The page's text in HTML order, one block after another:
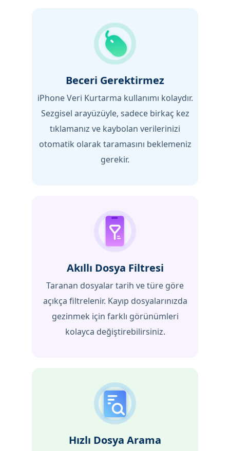
Beceri Gerektirmez
iPhone Veri Kurtarma kullanımı kolaydır.
Sezgisel arayüzüyle, sadece birkaç kez
tıklamanız ve kaybolan verilerinizi
otomatik olarak taramasını beklemeniz
gerekir.
Akıllı Dosya Filtresi
Taranan dosyalar tarih ve türe göre
açıkça filtrelenir. Kayıp dosyalarınızda
gezinmek için farklı görünümleri
kolayca değiştirebilirsiniz.
Hızlı Dosya Arama